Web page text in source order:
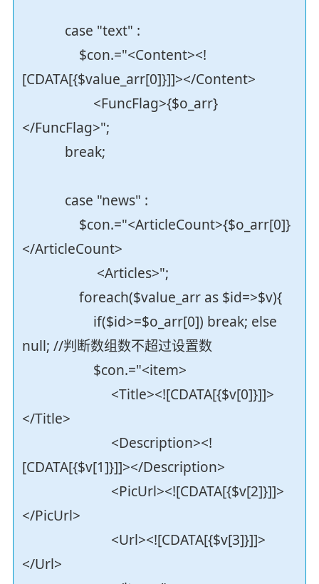
case "text" :
$con.="<Content><!
[CDATA[{$value_arr[0]}]]></Content>
<FuncFlag>{$o_arr}
</FuncFlag>";
break;
case "news" :
$con.="<ArticleCount>{$o_arr[0]}
</ArticleCount>
<Articles>";
foreach($value_arr as $id=>$v){
if($id>=$o_arr[0]) break; else
null; //判断数组数不超过设置数
$con.="<item>
<Title><![CDATA[{$v[0]}]]>
</Title>
<Description><!
[CDATA[{$v[1]}]]></Description>
<PicUrl><![CDATA[{$v[2]}]]>
</PicUrl>
<Url><![CDATA[{$v[3]}]]>
</Url>